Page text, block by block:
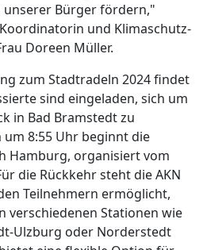
unserer Bürger fördern,"
und Klimaschutz-
Doreen Müller.
zum Stadtradeln 2024 findet
sind eingeladen, sich um
in Bad Bramstedt zu
8:55 Uhr beginnt die
Hamburg, organisiert vom
die Rückkehr steht die AKN
Teilnehmern ermöglicht,
verschiedenen Stationen wie
Ulzburg oder Norderstedt